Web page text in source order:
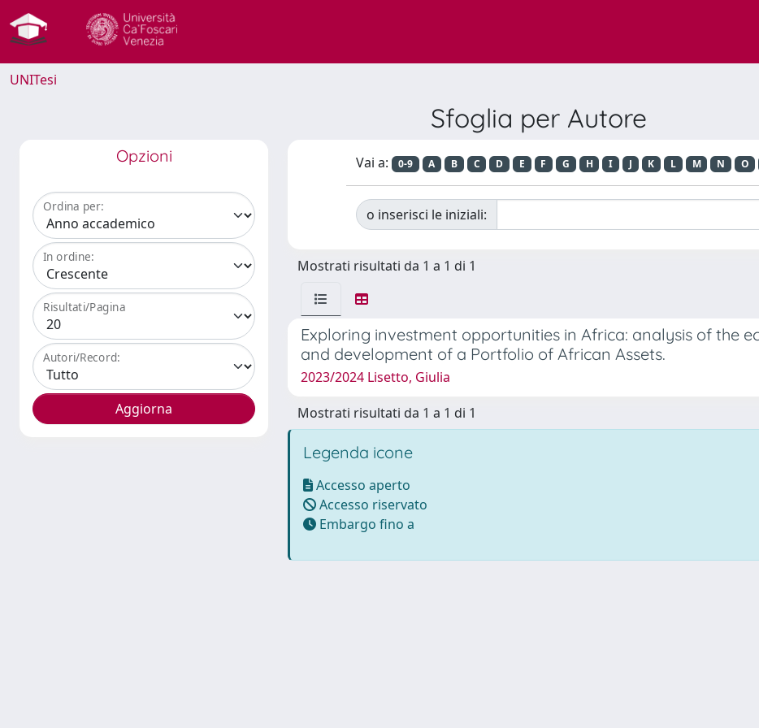
UNITesi
Sfoglia per Autore
Opzioni
Ordina per:
In ordine:
Risultati/Pagina
Autori/Record:
Vai a: 0-9 A B C D E F G H I J K L M N O
o inserisci le iniziali:
Mostrati risultati da 1 a 1 di 1
Exploring investment opportunities in Africa: analysis of the
and development of a Portfolio of African Assets.
2023/2024 Lisetto, Giulia
Mostrati risultati da 1 a 1 di 1
Legenda icone
Accesso aperto
Accesso riservato
Embargo fino a